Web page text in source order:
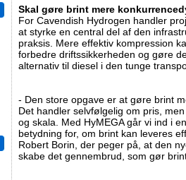
Skal gøre brint mere
For Cavendish Hydrogen handler
at styrke en central del af den
praksis. Mere effektiv kompression
forbedre driftssikkerheden og gøre
alternativ til diesel i den tunge
- Den store opgave er at gøre brint
Det handler selvfølgelig om pris,
og skala. Med HyMEGA går vi ind i
betydning for, om brint kan leveres
Robert Borin, der peger på, at den
skabe det gennembrud, som gør